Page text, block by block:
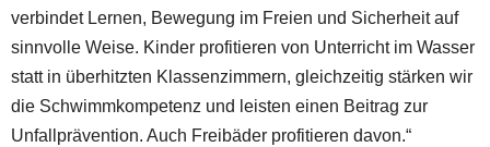
verbindet Lernen, Bewegung im Freien und Sicherheit auf
sinnvolle Weise. Kinder profitieren von Unterricht im Wasser
statt in überhitzten Klassenzimmern, gleichzeitig stärken wir
die Schwimmkompetenz und leisten einen Beitrag zur
Unfallprävention. Auch Freibäder profitieren davon.“